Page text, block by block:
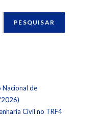
PESQUISAR
de
Civil no TRF4